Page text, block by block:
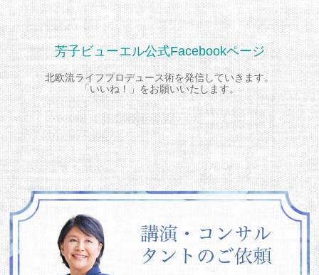
芳子ビューエル公式Facebookページ
北欧流ライフプロデュース術を発信していきます。
「いいね！」をお願いいたします。